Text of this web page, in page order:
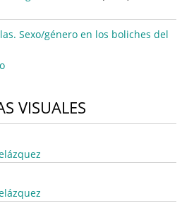
Sexo/género en los boliches del
VISUALES